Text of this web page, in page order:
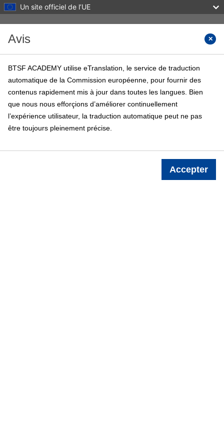
Un site officiel de l’UE
BTSF ACADEMY
Accueil Cours BTSF Info
Déclaration de confidentialité
Avis
BTSF ACADEMY utilise eTranslation, le service de traduction
automatique de la Commission européenne, pour fournir des
contenus rapidement mis à jour dans toutes les langues. Bien
que nous nous efforçions d’améliorer continuellement
l’expérience utilisateur, la traduction automatique peut ne pas
être toujours pleinement précise.
Accepter